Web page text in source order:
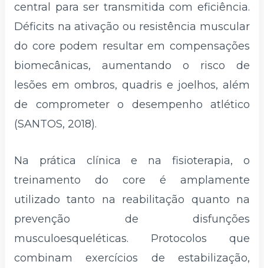
central para ser transmitida com eficiência.
Déficits na ativação ou resistência muscular
do core podem resultar em compensações
biomecânicas, aumentando o risco de
lesões em ombros, quadris e joelhos, além
de comprometer o desempenho atlético
(SANTOS, 2018).
Na prática clínica e na fisioterapia, o
treinamento do core é amplamente
utilizado tanto na reabilitação quanto na
prevenção de disfunções
musculoesqueléticas. Protocolos que
combinam exercícios de estabilização,